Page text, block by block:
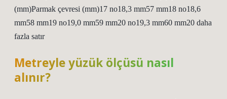
(mm)Parmak çevresi (mm)17 no18,3 mm57 mm18 no18,6
mm58 mm19 no19,0 mm59 mm20 no19,3 mm60 mm20 daha
fazla satır
Metreyle yüzük ölçüsü nasıl
alınır?